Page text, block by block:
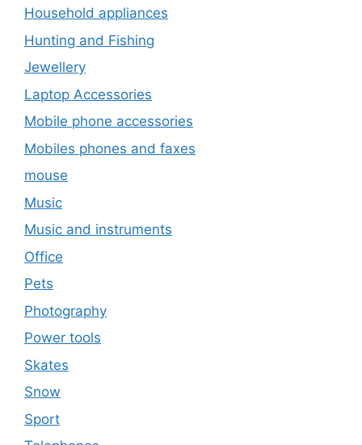
Household appliances
Hunting and Fishing
Jewellery
Laptop Accessories
Mobile phone accessories
Mobiles phones and faxes
mouse
Music
Music and instruments
Office
Pets
Photography
Power tools
Skates
Snow
Sport